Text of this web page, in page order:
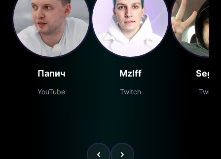
Папич
YouTube
Mzlff
Twitch Twitch